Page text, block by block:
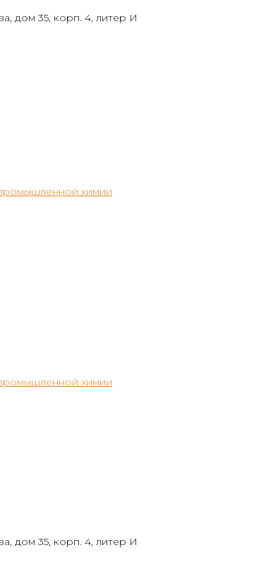
дом 35, корп. 4, литер И
химии
химии
дом 35, корп. 4, литер И